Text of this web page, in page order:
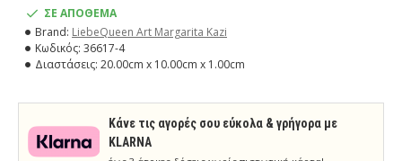
ΣΕ ΑΠΟΘΕΜΑ
Brand: LiebeQueen Art Margarita Kazi
Κωδικός: 36617-4
Διαστάσεις: 20.00cm x 10.00cm x 1.00cm
Κάνε τις αγορές σου εύκολα & γρήγορα με
KLARNA